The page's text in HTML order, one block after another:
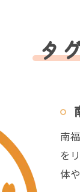
タ
南
を
体